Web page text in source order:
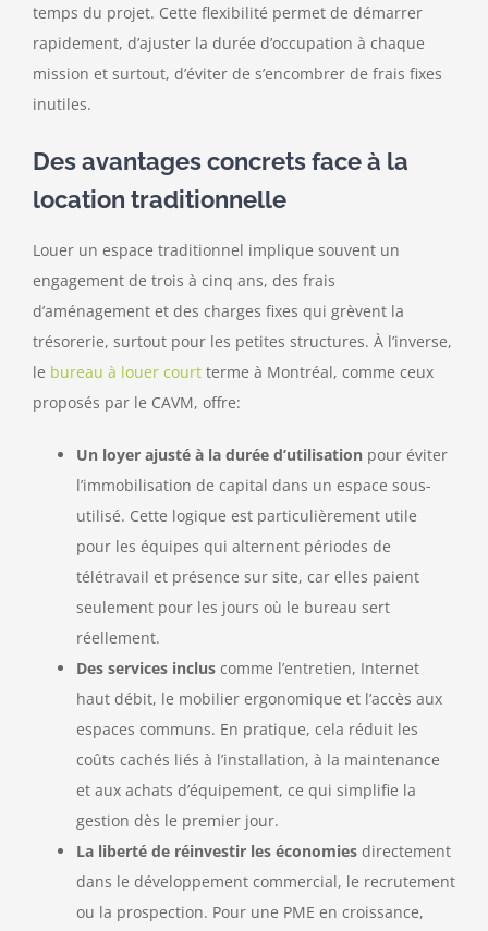
temps du projet. Cette flexibilité permet de démarrer
rapidement, d’ajuster la durée d’occupation à chaque
mission et surtout, d’éviter de s’encombrer de frais fixes
inutiles.
Des avantages concrets face à la
location traditionnelle
Louer un espace traditionnel implique souvent un
engagement de trois à cinq ans, des frais
d’aménagement et des charges fixes qui grèvent la
trésorerie, surtout pour les petites structures. À l’inverse,
le bureau à louer court terme à Montréal, comme ceux
proposés par le CAVM, offre:
Un loyer ajusté à la durée d’utilisation pour éviter
l’immobilisation de capital dans un espace sous-
utilisé. Cette logique est particulièrement utile
pour les équipes qui alternent périodes de
télétravail et présence sur site, car elles paient
seulement pour les jours où le bureau sert
réellement.
Des services inclus comme l’entretien, Internet
haut débit, le mobilier ergonomique et l’accès aux
espaces communs. En pratique, cela réduit les
coûts cachés liés à l’installation, à la maintenance
et aux achats d’équipement, ce qui simplifie la
gestion dès le premier jour.
La liberté de réinvestir les économies directement
dans le développement commercial, le recrutement
ou la prospection. Pour une PME en croissance,